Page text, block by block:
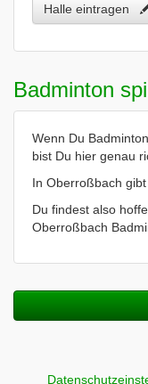
Halle eintragen
Badminton
Wenn Du
bist Du hier genau
In Oberroßbach
Du findest also
Oberroßbach